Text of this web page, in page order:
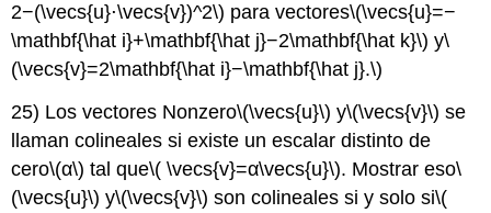
2−(\vecs{u}⋅\vecs{v})^2\) para vectores\(\vecs{u}=−
\mathbf{\hat i}+\mathbf{\hat j}−2\mathbf{\hat k}\) y\
(\vecs{v}=2\mathbf{\hat i}−\mathbf{\hat j}.\)
25) Los vectores Nonzero\(\vecs{u}\) y\(\vecs{v}\) se
llaman colineales si existe un escalar distinto de
cero\(α\) tal que\( \vecs{v}=α\vecs{u}\). Mostrar eso\
(\vecs{u}\) y\(\vecs{v}\) son colineales si y solo si\(